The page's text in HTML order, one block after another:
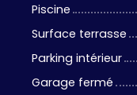
Piscine
Surface terrasse
Parking intérieur
Garage fermé